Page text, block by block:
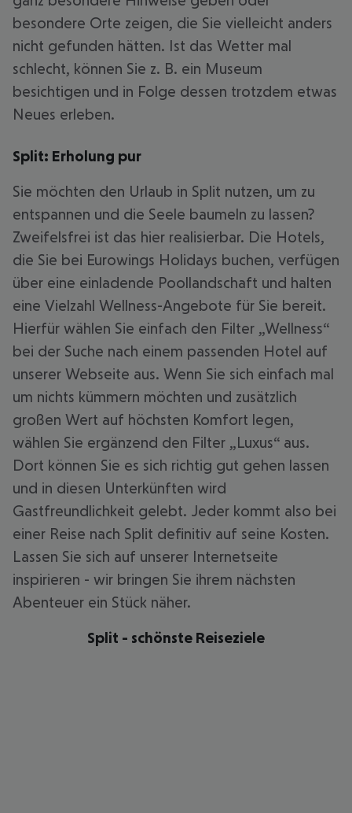
besondere Orte zeigen, die Sie vielleicht anders
nicht gefunden hätten. Ist das Wetter mal
schlecht, können Sie z. B. ein Museum
besichtigen und in Folge dessen trotzdem etwas
Neues erleben.
Split: Erholung pur
Sie möchten den Urlaub in Split nutzen, um zu
entspannen und die Seele baumeln zu lassen?
Zweifelsfrei ist das hier realisierbar. Die Hotels,
die Sie bei Eurowings Holidays buchen, verfügen
über eine einladende Poollandschaft und halten
eine Vielzahl Wellness-Angebote für Sie bereit.
Hierfür wählen Sie einfach den Filter „Wellness“
bei der Suche nach einem passenden Hotel auf
unserer Webseite aus. Wenn Sie sich einfach mal
um nichts kümmern möchten und zusätzlich
großen Wert auf höchsten Komfort legen,
wählen Sie ergänzend den Filter „Luxus“ aus.
Dort können Sie es sich richtig gut gehen lassen
und in diesen Unterkünften wird
Gastfreundlichkeit gelebt. Jeder kommt also bei
einer Reise nach Split definitiv auf seine Kosten.
Lassen Sie sich auf unserer Internetseite
inspirieren - wir bringen Sie ihrem nächsten
Abenteuer ein Stück näher.
Split - schönste Reiseziele